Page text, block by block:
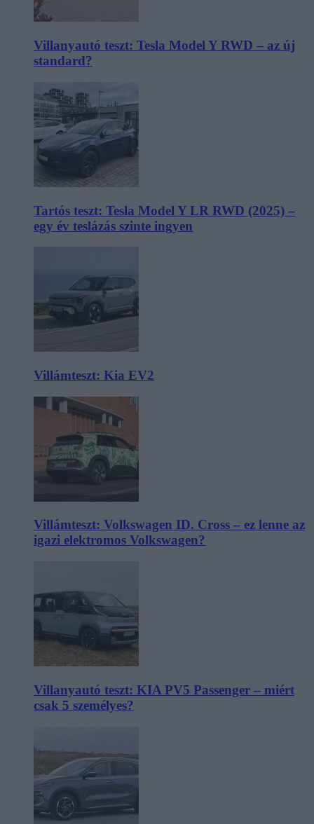
Villanyautó teszt: Tesla Model Y RWD – az új
standard?
Tartós teszt: Tesla Model Y LR RWD (2025) –
egy év teslázás szinte ingyen
Villámteszt: Kia EV2
Villámteszt: Volkswagen ID. Cross – ez lenne az
igazi elektromos Volkswagen?
Villanyautó teszt: KIA PV5 Passenger – miért
csak 5 személyes?